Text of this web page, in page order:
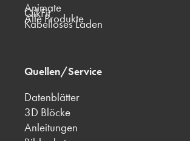
Animate
QikFit
Alle Produkte
Kabelloses Laden
Quellen/Service
Datenblätter
3D Blöcke
Anleitungen